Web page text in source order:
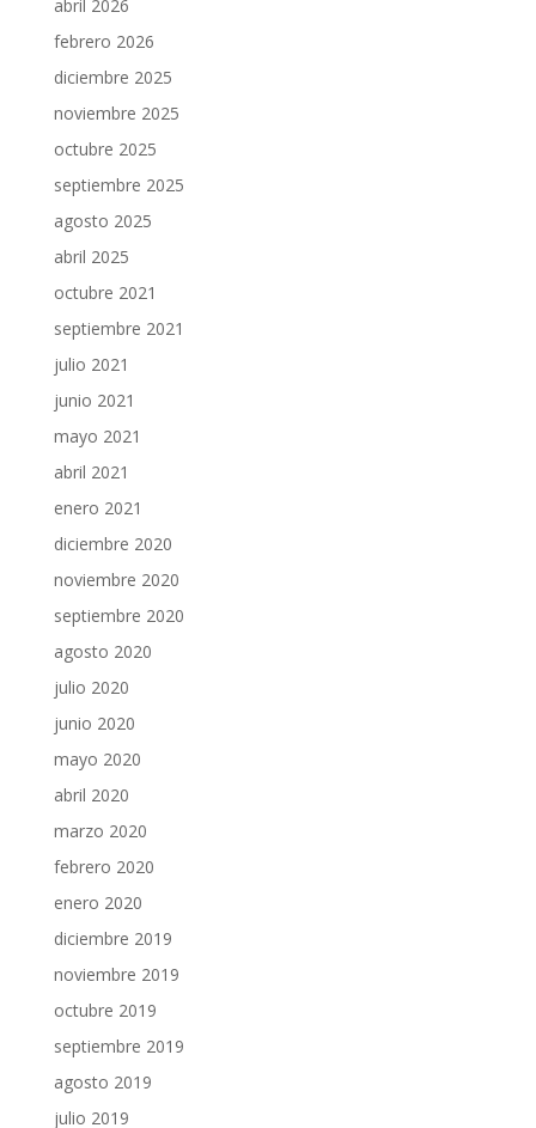
abril 2026
febrero 2026
diciembre 2025
noviembre 2025
octubre 2025
septiembre 2025
agosto 2025
abril 2025
octubre 2021
septiembre 2021
julio 2021
junio 2021
mayo 2021
abril 2021
enero 2021
diciembre 2020
noviembre 2020
septiembre 2020
agosto 2020
julio 2020
junio 2020
mayo 2020
abril 2020
marzo 2020
febrero 2020
enero 2020
diciembre 2019
noviembre 2019
octubre 2019
septiembre 2019
agosto 2019
julio 2019